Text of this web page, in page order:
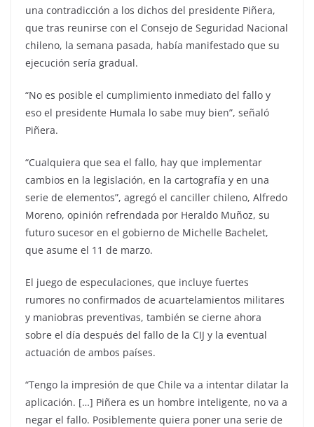
una contradicción a los dichos del presidente Piñera,
que tras reunirse con el Consejo de Seguridad Nacional
chileno, la semana pasada, había manifestado que su
ejecución sería gradual.
“No es posible el cumplimiento inmediato del fallo y
eso el presidente Humala lo sabe muy bien”, señaló
Piñera.
“Cualquiera que sea el fallo, hay que implementar
cambios en la legislación, en la cartografía y en una
serie de elementos”, agregó el canciller chileno, Alfredo
Moreno, opinión refrendada por Heraldo Muñoz, su
futuro sucesor en el gobierno de Michelle Bachelet,
que asume el 11 de marzo.
El juego de especulaciones, que incluye fuertes
rumores no confirmados de acuartelamientos militares
y maniobras preventivas, también se cierne ahora
sobre el día después del fallo de la CIJ y la eventual
actuación de ambos países.
“Tengo la impresión de que Chile va a intentar dilatar la
aplicación. […] Piñera es un hombre inteligente, no va a
negar el fallo. Posiblemente quiera poner una serie de